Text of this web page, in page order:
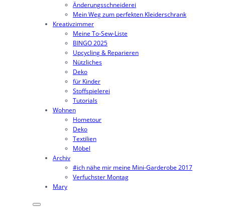
Änderungsschneiderei
Mein Weg zum perfekten Kleiderschrank
Kreativzimmer
Meine To-Sew-Liste
BINGO 2025
Upcycling & Reparieren
Nützliches
Deko
für Kinder
Stoffspielerei
Tutorials
Wohnen
Hometour
Deko
Textilien
Möbel
Archiv
#ich nähe mir meine Mini-Garderobe 2017
Verfuchster Montag
Mary